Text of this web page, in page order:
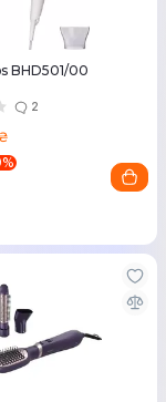
BHD501/00
2
%